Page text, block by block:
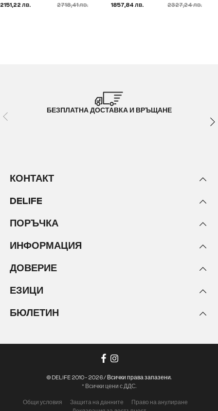
2151,22 лв.
2718,41 лв.
1857,84 лв.
2327,24 лв.
БЕЗПЛАТНА ДОСТАВКА И ВРЪЩАНЕ
КОНТАКТ
DELIFE
ПОРЪЧКА
ИНФОРМАЦИЯ
ДОВЕРИЕ
ЕЗИЦИ
БЮЛЕТИН
Общи условия Защита на данните
Право на анулиране
© DELIFE 2010 - 2026 / Всички права запазени.
* Всички цени с ДДС.